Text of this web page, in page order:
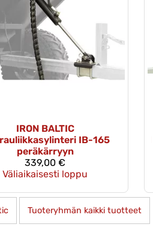
IRON BALTIC
IB-165
peräkärryyn
339,00 €
Väliaikaisesti loppu
Tuoteryhmän kaikki tuotteet